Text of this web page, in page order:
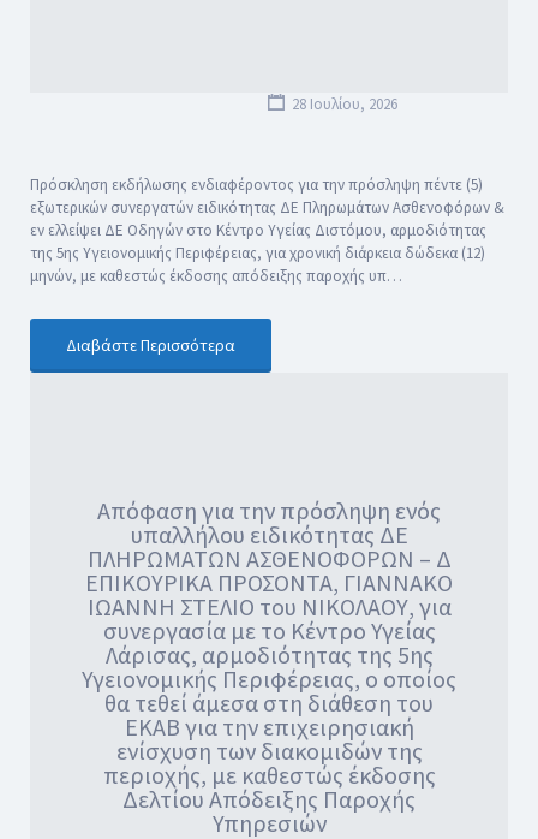
28 Ιουλίου, 2026
Πρόσκληση εκδήλωσης ενδιαφέροντος για την πρόσληψη πέντε (5)
εξωτερικών συνεργατών ειδικότητας ΔΕ Πληρωμάτων Ασθενοφόρων &
εν ελλείψει ΔΕ Οδηγών στο Κέντρο Υγείας Διστόμου, αρμοδιότητας
της 5ης Υγειονομικής Περιφέρειας, για χρονική διάρκεια δώδεκα (12)
μηνών, με καθεστώς έκδοσης απόδειξης παροχής υπ…
Διαβάστε Περισσότερα
Απόφαση για την πρόσληψη ενός
υπαλλήλου ειδικότητας ΔΕ
ΠΛΗΡΩΜΑΤΩΝ ΑΣΘΕΝΟΦΟΡΩΝ – Δ
ΕΠΙΚΟΥΡΙΚΑ ΠΡΟΣΟΝΤΑ, ΓΙΑΝΝΑΚΟ
ΙΩΑΝΝΗ ΣΤΕΛΙΟ του ΝΙΚΟΛΑΟΥ, για
συνεργασία με το Κέντρο Υγείας
Λάρισας, αρμοδιότητας της 5ης
Υγειονομικής Περιφέρειας, ο οποίος
θα τεθεί άμεσα στη διάθεση του
ΕΚΑΒ για την επιχειρησιακή
ενίσχυση των διακομιδών της
περιοχής, με καθεστώς έκδοσης
Δελτίου Απόδειξης Παροχής
Υπηρεσιών